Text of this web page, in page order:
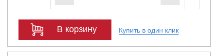
В корзину Купить в один клик